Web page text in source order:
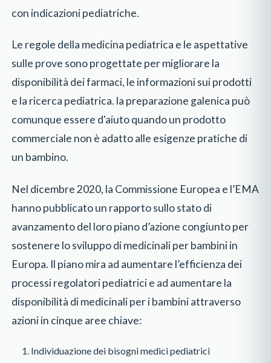
con indicazioni pediatriche.
Le regole della medicina pediatrica e le aspettative
sulle prove sono progettate per migliorare la
disponibilità dei farmaci, le informazioni sui prodotti
e la ricerca pediatrica. la preparazione galenica può
comunque essere d'aiuto quando un prodotto
commerciale non è adatto alle esigenze pratiche di
un bambino.
Nel dicembre 2020, la Commissione Europea e l’EMA
hanno pubblicato un rapporto sullo stato di
avanzamento del loro piano d’azione congiunto per
sostenere lo sviluppo di medicinali per bambini in
Europa. Il piano mira ad aumentare l’efficienza dei
processi regolatori pediatrici e ad aumentare la
disponibilità di medicinali per i bambini attraverso
azioni in cinque aree chiave:
Individuazione dei bisogni medici pediatrici